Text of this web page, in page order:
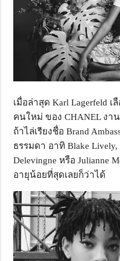
เมื่อล่าสุด Karl Lagerfeld เ
คนใหม่ ของ CHANEL งา
ถ้าไล่เรียงชื่อ Brand
ธรรมดา อาทิ Blake Lively,
Delevingne หรือ Julianne
อายุน้อยที่สุดเลยก็ว่าได้